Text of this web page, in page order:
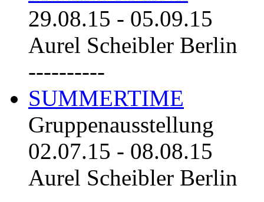
29.08.15 - 05.09.15
Aurel Scheibler Berlin
----------
SUMMERTIME
Gruppenausstellung
02.07.15 - 08.08.15
Aurel Scheibler Berlin